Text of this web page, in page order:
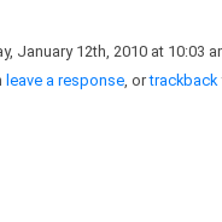
January 12th, 2010 at 10:03
leave a response, ortrackback